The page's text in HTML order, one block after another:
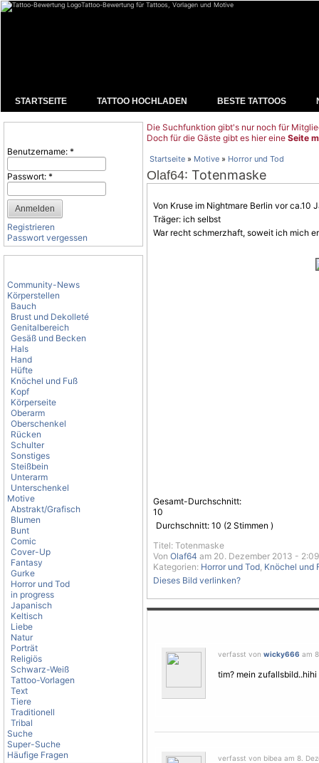
Tattoo-Bewertung für Tattoos, Vorlagen und Motive
STARTSEITE TATTOO HOCHLADEN BESTE TATTOOS
Benutzername: *
Passwort: *
Registrieren
Passwort vergessen
Community-News
Körperstellen
Bauch
Brust und Dekolleté
Genitalbereich
Gesäß und Becken
Hals
Hand
Hüfte
Knöchel und Fuß
Kopf
Körperseite
Oberarm
Oberschenkel
Rücken
Schulter
Sonstiges
Steißbein
Unterarm
Unterschenkel
Motive
Abstrakt/Grafisch
Blumen
Bunt
Comic
Cover-Up
Fantasy
Gurke
Horror und Tod
in progress
Japanisch
Keltisch
Liebe
Natur
Porträt
Religiös
Schwarz-Weiß
Tattoo-Vorlagen
Text
Tiere
Traditionell
Tribal
Suche
Super-Suche
Häufige Fragen
Die Suchfunktion gibt's nur noch für
Doch für die Gäste gibt es hier eine Seite
Startseite » Motive » Horror und Tod
Olaf64: Totenmaske
Von Kruse im Nightmare Berlin vor ca.10
Träger: ich selbst
War recht schmerzhaft, soweit ich mich
Gesamt-Durchschnitt:
10
Durchschnitt: 10 (2 Stimmen )
Titel: Totenmaske
Von Olaf64 am 20. Dezember 2013 - 2:09
Kategorien: Horror und Tod, Knöchel und
Dieses Bild verlinken?
verfasst von wicky666 am
tim? mein zufallsbild..hihi
verfasst von bibea am 8.